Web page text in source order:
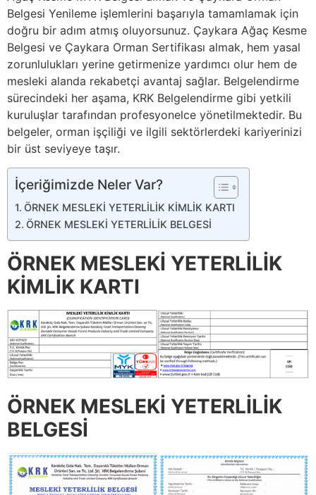
Belgesi Yenileme işlemlerini başarıyla tamamlamak için
doğru bir adım atmış oluyorsunuz. Çaykara Ağaç Kesme
Belgesi ve Çaykara Orman Sertifikası almak, hem yasal
zorunlulukları yerine getirmenize yardımcı olur hem de
mesleki alanda rekabetçi avantaj sağlar. Belgelendirme
sürecindeki her aşama, KRK Belgelendirme gibi yetkili
kuruluşlar tarafından profesyonelce yönetilmektedir. Bu
belgeler, orman işçiliği ve ilgili sektörlerdeki kariyerinizi
bir üst seviyeye taşır.
İçeriğimizde Neler Var?
ÖRNEK MESLEKİ YETERLİLİK KİMLİK KARTI
ÖRNEK MESLEKİ YETERLİLİK BELGESİ
ÖRNEK MESLEKİ YETERLİLİK
KİMLİK KARTI
ÖRNEK MESLEKİ YETERLİLİK
BELGESİ